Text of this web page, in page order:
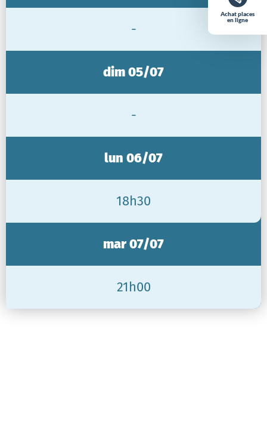
Achat places
en ligne
-
dim 05/07
-
lun 06/07
18h30
mar 07/07
21h00